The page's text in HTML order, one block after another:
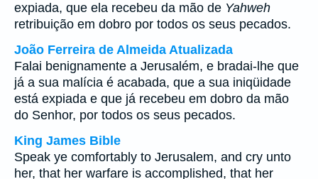
expiada, que ela recebeu da mão de Yahweh
retribuição em dobro por todos os seus pecados.
João Ferreira de Almeida Atualizada
Falai benignamente a Jerusalém, e bradai-lhe que
já a sua malícia é acabada, que a sua iniqüidade
está expiada e que já recebeu em dobro da mão
do Senhor, por todos os seus pecados.
King James Bible
Speak ye comfortably to Jerusalem, and cry unto
her, that her warfare is accomplished, that her